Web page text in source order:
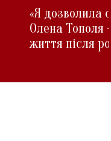
«Я дозволила
Олена Тополя
життя після